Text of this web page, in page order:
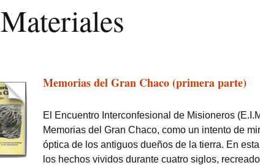
Materiales
Memorias del Gran Chaco (primera parte)
El Encuentro Interconfesional de Misioneros
Memorias del Gran Chaco, como un intento de
óptica de los antiguos dueños de la tierra. En
los hechos vividos durante cuatro siglos,